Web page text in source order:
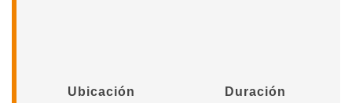
Ubicación
Duración